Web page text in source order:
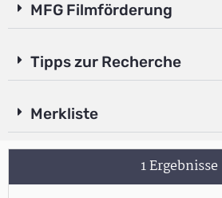
MFG Filmförderung
Tipps zur Recherche
Merkliste
1 Ergebnisse